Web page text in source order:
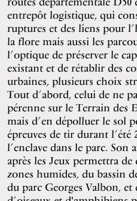
entrepôt logistique, qui
ruptures et des liens pour
la flore mais aussi les
l’optique de préserver le
existant et de rétablir des
urbaines, plusieurs choix
Tout d’abord, celui de ne
pérenne sur le Terrain des
mais d’en dépolluer le sol
épreuves de tir durant l’été
l’enclave dans le parc. Son
après les Jeux permettra
zones humides, du bassin
du parc Georges Valbon,